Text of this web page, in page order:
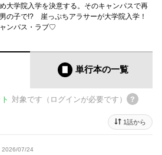
大学院入学を決意する。そのキャンパスで再
の子で!? 崖っぷちアラサーが大学院入学！
ンパス・ラブ♡
単行本の一覧
対象です（ログインが必要です）
1話から
2026/07/24